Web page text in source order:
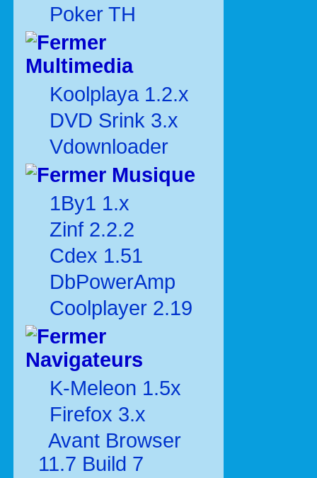
Poker TH
Multimedia
Koolplaya 1.2.x
DVD Srink 3.x
Vdownloader
Musique
1By1 1.x
Zinf 2.2.2
Cdex 1.51
DbPowerAmp
Coolplayer 2.19
Navigateurs
K-Meleon 1.5x
Firefox 3.x
Avant Browser
11.7 Build 7